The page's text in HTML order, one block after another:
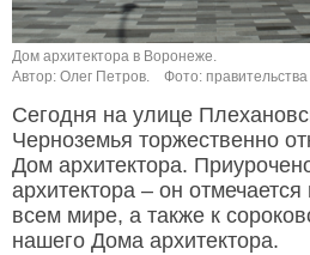
Дом архитектора в Воронеже.
Автор: Олег Петров.
Фото:
Сегодня на улице
Черноземья торжественно
Дом архитектора.
архитектора – он
всем мире, а также к
нашего Дома архитектора.